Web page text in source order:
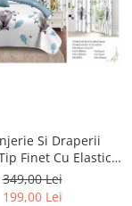
Si Draperii
Finet Cu Elastic -
Si Pasarele
349,00 Lei
199,00 Lei